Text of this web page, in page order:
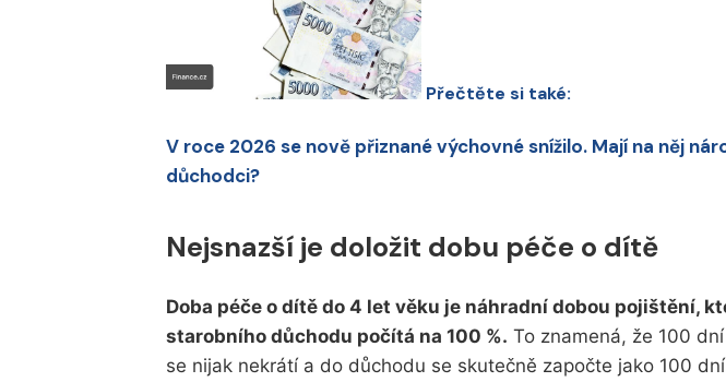
Přečtěte si také:
V roce 2026 se nově přiznané výchovné snížilo. Mají na něj
důchodci?
Nejsnazší je doložit dobu péče o dítě
Doba péče o dítě do 4 let věku je náhradní dobou pojištění,
starobního důchodu počítá na 100 %. To znamená, že 100
se nijak nekrátí a do důchodu se skutečně započte jako 100